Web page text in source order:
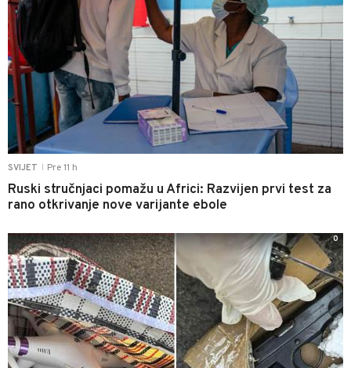
SVIJET Pre 11 h
Ruski stručnjaci pomažu u Africi: Razvijen prvi test za
rano otkrivanje nove varijante ebole
0